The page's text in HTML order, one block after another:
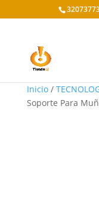
Inicio/
Soporte Para